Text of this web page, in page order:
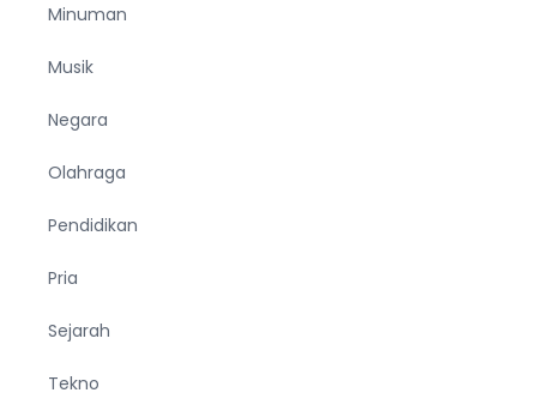
Minuman
Musik
Negara
Olahraga
Pendidikan
Pria
Sejarah
Tekno